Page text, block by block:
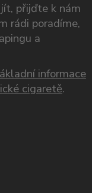
přijďte k nám
rádi poradíme,
a
informace
cigaretě.